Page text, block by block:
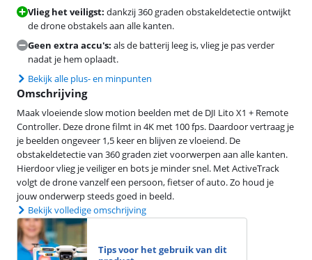
Vlieg het veiligst: dankzij 360 graden obstakeldetectie ontwijkt
de drone obstakels aan alle kanten.
Geen extra accu's: als de batterij leeg is, vlieg je pas verder
nadat je hem oplaadt.
Bekijk alle plus- en minpunten
Omschrijving
Maak vloeiende slow motion beelden met de DJI Lito X1 + Remote
Controller. Deze drone filmt in 4K met 100 fps. Daardoor vertraag je
je beelden ongeveer 1,5 keer en blijven ze vloeiend. De
obstakeldetectie van 360 graden ziet voorwerpen aan alle kanten.
Hierdoor vlieg je veiliger en bots je minder snel. Met ActiveTrack
volgt de drone vanzelf een persoon, fietser of auto. Zo houd je
jouw onderwerp steeds goed in beeld.
Bekijk volledige omschrijving
Tips voor het gebruik van dit